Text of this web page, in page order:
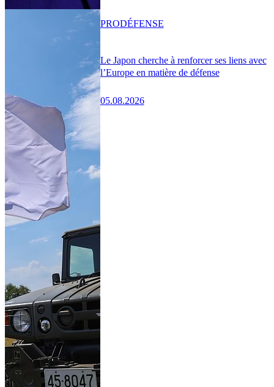
Le Japon cherche à renforcer ses liens avec
l’Europe en matière de défense
05.08.2026
PRODÉFENSE